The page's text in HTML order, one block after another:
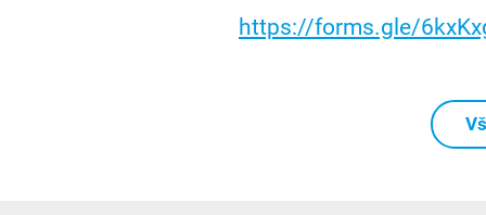
https://forms.gle/